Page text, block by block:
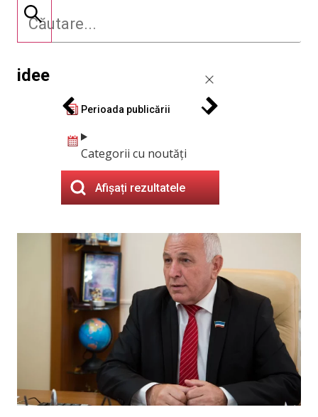
idee
Perioada publicării
Categorii cu noutăți
Afișați rezultatele